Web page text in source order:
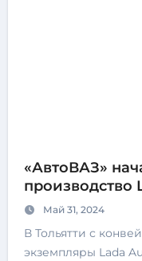
«АвтоВАЗ»
производство
Май 31, 2024
В Тольятти с конвейера сходят единичные
экземпляры Lada